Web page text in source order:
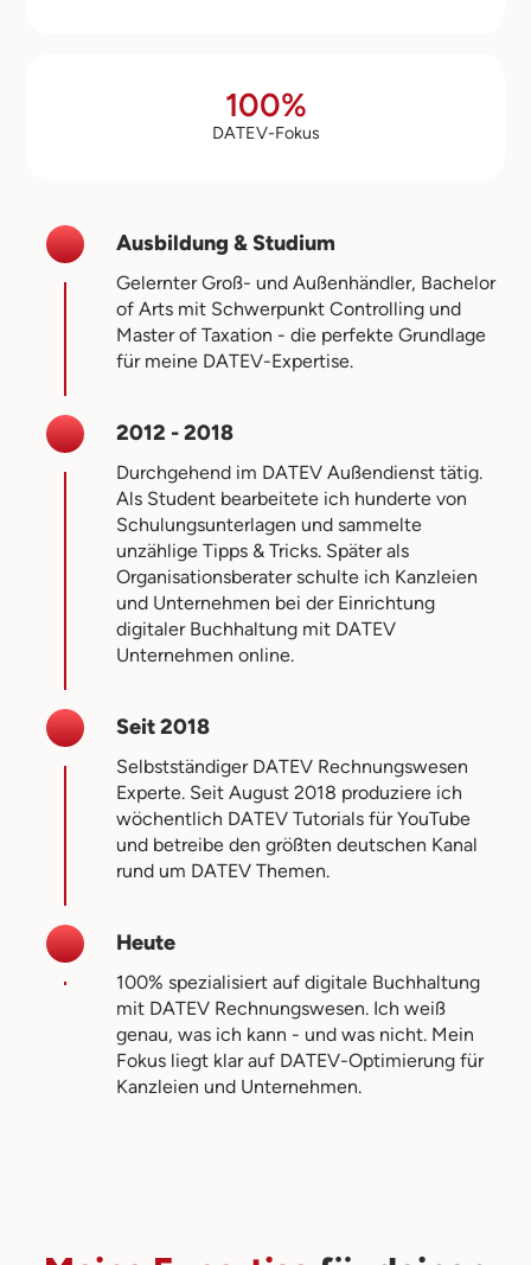
100%
DATEV-Fokus
Ausbildung & Studium
Gelernter Groß- und Außenhändler, Bachelor
of Arts mit Schwerpunkt Controlling und
Master of Taxation - die perfekte Grundlage
für meine DATEV-Expertise.
2012 - 2018
Durchgehend im DATEV Außendienst tätig.
Als Student bearbeitete ich hunderte von
Schulungsunterlagen und sammelte
unzählige Tipps & Tricks. Später als
Organisationsberater schulte ich Kanzleien
und Unternehmen bei der Einrichtung
digitaler Buchhaltung mit DATEV
Unternehmen online.
Seit 2018
Selbstständiger DATEV Rechnungswesen
Experte. Seit August 2018 produziere ich
wöchentlich DATEV Tutorials für YouTube
und betreibe den größten deutschen Kanal
rund um DATEV Themen.
Heute
100% spezialisiert auf digitale Buchhaltung
mit DATEV Rechnungswesen. Ich weiß
genau, was ich kann - und was nicht. Mein
Fokus liegt klar auf DATEV-Optimierung für
Kanzleien und Unternehmen.